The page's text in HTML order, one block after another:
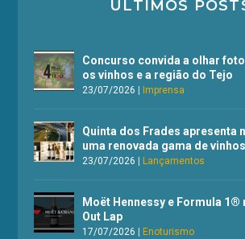
ÚLTIMOS
Concurso convida a olhar
os vinhos e a região do Tejo
23/07/2026 |Imprensa
Quinta dos Frades apresenta
uma renovada gama de vinhos
23/07/2026 |Lançamentos
Moët Hennessy e Formula 1®
Out Lap
17/07/2026 |Enoturismo